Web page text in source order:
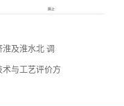
及淮水北 调
术与工艺评价方